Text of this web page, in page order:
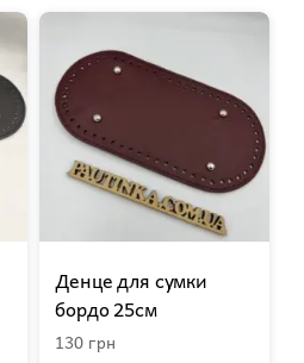
Денце для сумки
бордо 25см
130 грн